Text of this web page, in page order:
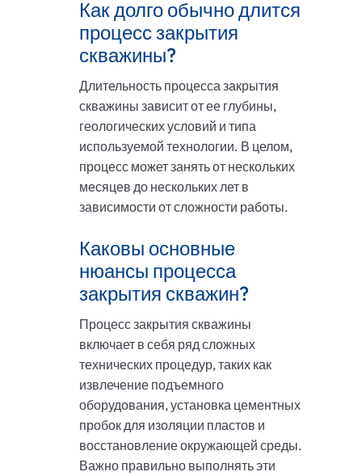
Как долго обычно длится
процесс закрытия
скважины?
Длительность процесса закрытия
скважины зависит от ее глубины,
геологических условий и типа
используемой технологии. В целом,
процесс может занять от нескольких
месяцев до нескольких лет в
зависимости от сложности работы.
Каковы основные
нюансы процесса
закрытия скважин?
Процесс закрытия скважины
включает в себя ряд сложных
технических процедур, таких как
извлечение подъемного
оборудования, установка цементных
пробок для изоляции пластов и
восстановление окружающей среды.
Важно правильно выполнять эти